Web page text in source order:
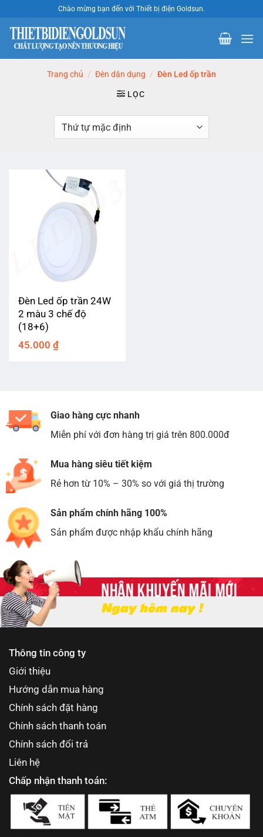
nội
dung
Chào mừng bạn đến với Thiết bị điện Goldsun.
Trang chủ / Đèn dân dụng / Đèn Led ốp trần
LỌC
Đèn Led ốp trần 24W
2 màu 3 chế độ
(18+6)
45.000₫
Giao hàng cực nhanh
Miễn phí với đơn hàng trị giá trên 800.000đ
Mua hàng siêu tiết kiệm
Rẻ hơn từ 10% – 30% so với giá thị trường
Sản phẩm chính hãng 100%
Sản phẩm được nhập khẩu chính hãng
Thông tin công ty
Giới thiệu
Hướng dẫn mua hàng
Chính sách đặt hàng
Chính sách thanh toán
Chính sách đổi trả
Liên hệ
Chấp nhận thanh toán: